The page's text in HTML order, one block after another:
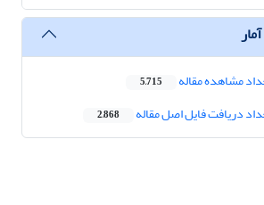
آمار
مشاهده مقاله 5,715
دریافت فایل اصل مقاله 2,868